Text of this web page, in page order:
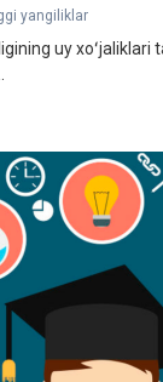
yangiliklar
uy xoʻjaliklari